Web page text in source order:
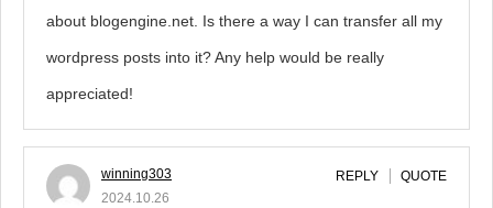
about blogengine.net. Is there a way I can transfer all my
wordpress posts into it? Any help would be really
appreciated!
winning303
2024.10.26
REPLY QUOTE